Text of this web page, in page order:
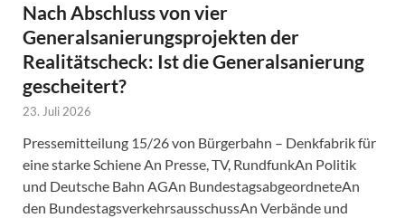
Nach Abschluss von vier
Generalsanierungsprojekten der
Realitätscheck: Ist die Generalsanierung
gescheitert?
23. Juli 2026
Pressemitteilung 15/26 von Bürgerbahn – Denkfabrik für
eine starke Schiene An Presse, TV, RundfunkAn Politik
und Deutsche Bahn AGAn BundestagsabgeordneteAn
den BundestagsverkehrsausschussAn Verbände und